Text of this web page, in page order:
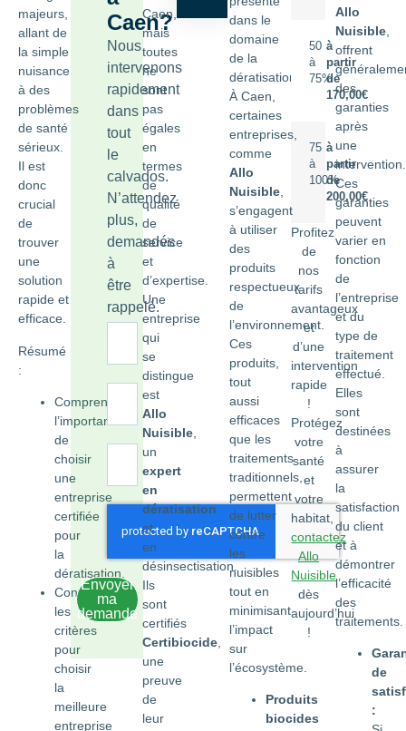
majeurs,
allant de
la simple
nuisance
à des
problèmes
de santé
sérieux.
Il est
donc
crucial
de
trouver
une
solution
rapide et
efficace.
Résumé
:
Comprendre
l’importance
de
choisir
une
entreprise
certifiée
pour
la
dératisation.
Connaître
les
critères
pour
choisir
la
meilleure
entreprise
Caen?
Nous
intervenons
rapidement
dans
tout
le
calvados.
N’attendez
plus,
demandés
à
être
rappelé.
Envoyer
ma
demande
Caen,
mais
toutes
ne
sont
pas
égales
en
termes
de
qualité
de
service
et
d’expertise.
Une
entreprise
qui
se
distingue
est
Allo
Nuisible,
un
expert
en
dératisation
et
en
désinsectisation.
Ils
sont
certifiés
Certibiocide,
une
preuve
de
leur
dans le
domaine
de la
dératisation.
À Caen,
certaines
entreprises,
comme
Allo
Nuisible
s’engagent
à utiliser
des
produits
respectueux
de
l’environnement.
Ces
produits,
tout
aussi
efficaces
que les
traitements
traditionnels,
permettent
de lutter
contre
les
nuisibles
tout en
minimisant
l’impact
sur
l’écosystème.
Produits
biocides
50
à
75%
à
partir
de
170,00€
75
à
100%
à
partir
de
200,00€
Profitez
de
nos
tarifs
avantageux
et
d’une
intervention
rapide
!
Protégez
votre
santé
et
votre
habitat,
contactez
Allo
Nuisible
dès
aujourd’hui
!
Allo
Nuisible,
offrent
des
garanties
après
une
intervention.
Ces
garanties
peuvent
varier en
fonction
de
l’entreprise
et du
type de
traitement
effectué.
Elles
sont
destinées
à
assurer
la
satisfaction
du client
et à
démontrer
l’efficacité
des
traitements.
de
: